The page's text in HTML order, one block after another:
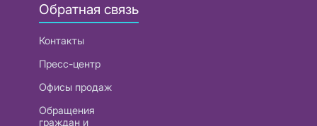
Обратная связь
Контакты
Пресс-центр
Офисы продаж
Обращения
граждан и